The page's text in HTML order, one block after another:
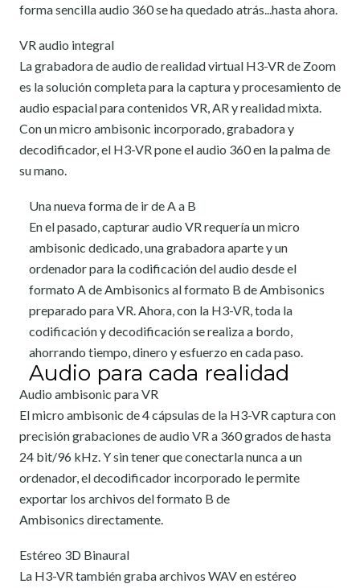
forma sencilla audio 360 se ha quedado atrás...hasta ahora.
VR audio integral
La grabadora de audio de realidad virtual H3-VR de Zoom
es la solución completa para la captura y procesamiento de
audio espacial para contenidos VR, AR y realidad mixta.
Con un micro ambisonic incorporado, grabadora y
decodificador, el H3-VR pone el audio 360 en la palma de
su mano.
Una nueva forma de ir de A a B
En el pasado, capturar audio VR requería un micro
ambisonic dedicado, una grabadora aparte y un
ordenador para la codificación del audio desde el
formato A de Ambisonics al formato B de Ambisonics
preparado para VR. Ahora, con la H3-VR, toda la
codificación y decodificación se realiza a bordo,
ahorrando tiempo, dinero y esfuerzo en cada paso.
Audio para cada realidad
Audio ambisonic para VR
El micro ambisonic de 4 cápsulas de la H3-VR captura con
precisión grabaciones de audio VR a 360 grados de hasta
24 bit/96 kHz. Y sin tener que conectarla nunca a un
ordenador, el decodificador incorporado le permite
exportar los archivos del formato B de
Ambisonics directamente.
Estéreo 3D Binaural
La H3-VR también graba archivos WAV en estéreo